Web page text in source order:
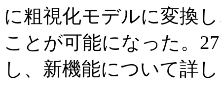
に粗視化モデルに変換
ことが可能になった。
し、新機能について詳